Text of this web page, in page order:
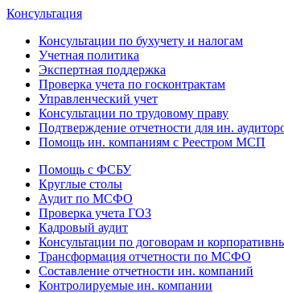
Консультация
Консультации по бухучету и налогам
Учетная политика
Экспертная поддержка
Проверка учета по госконтрактам
Управленческий учет
Консультации по трудовому праву
Подтверждение отчетности для ин.
Помощь ин. компаниям с Реестром МСП
Помощь с ФСБУ
Круглые столы
Аудит по МСФО
Проверка учета ГОЗ
Кадровый аудит
Консультации по договорам и
Трансформация отчетности по МСФО
Составление отчетности ин. компаний
Контролируемые ин. компании